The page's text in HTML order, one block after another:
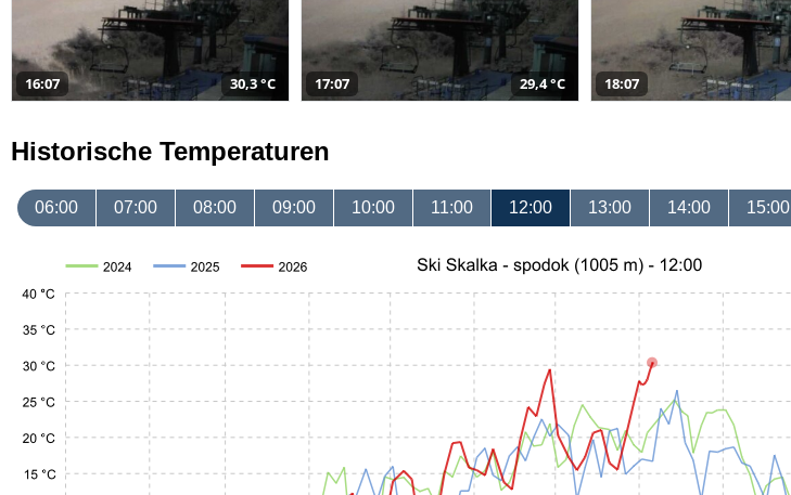
16:07 30,3 °C 17:07 29,4 °C 18:07
Historische Temperaturen
06:00 07:00 08:00 09:00 10:00 11:00 12:00 13:00 14:00 15:00